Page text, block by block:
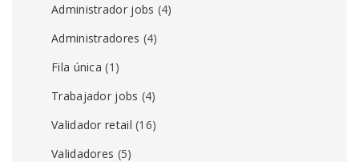
Administrador jobs (4)
Administradores (4)
Fila única (1)
Trabajador jobs (4)
Validador retail (16)
Validadores (5)